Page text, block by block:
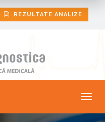
REZULTATE ANALIZE